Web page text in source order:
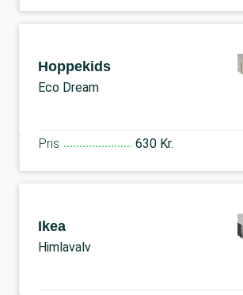
Hoppekids
Eco Dream
Pris 630 Kr.
Ikea
Himlavalv